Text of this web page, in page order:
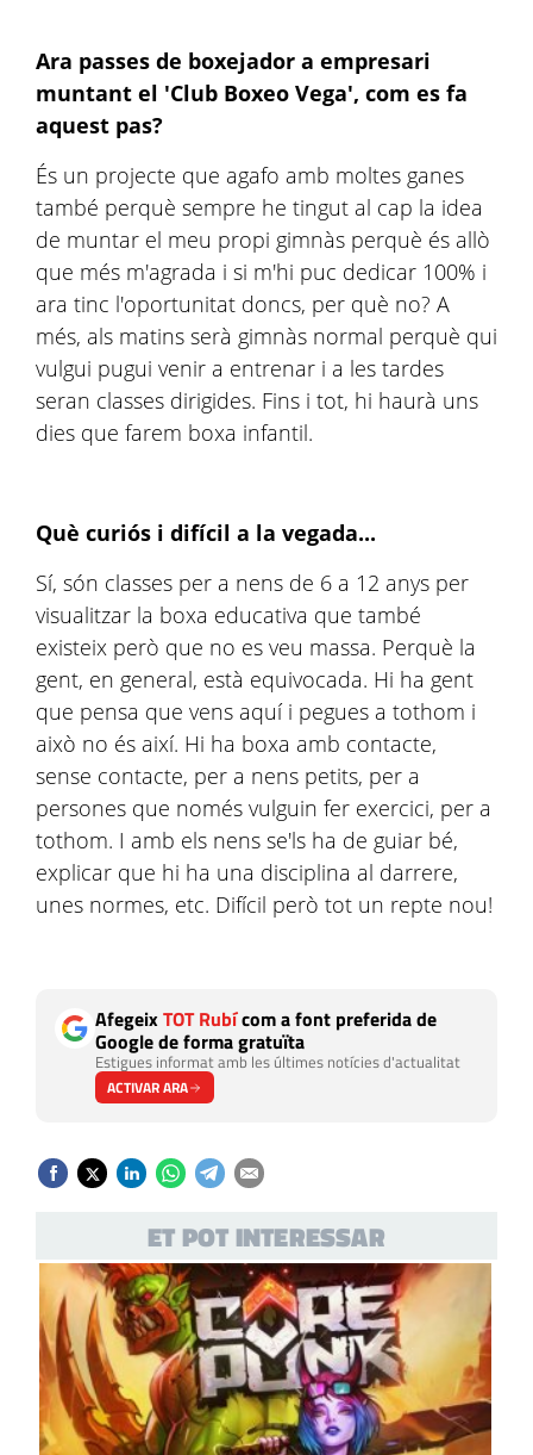
Ara passes de boxejador a empresari
muntant el 'Club Boxeo Vega', com es fa
aquest pas?
És un projecte que agafo amb moltes ganes
també perquè sempre he tingut al cap la idea
de muntar el meu propi gimnàs perquè és allò
que més m'agrada i si m'hi puc dedicar 100% i
ara tinc l'oportunitat doncs, per què no? A
més, als matins serà gimnàs normal perquè qui
vulgui pugui venir a entrenar i a les tardes
seran classes dirigides. Fins i tot, hi haurà uns
dies que farem boxa infantil.
Què curiós i difícil a la vegada...
Sí, són classes per a nens de 6 a 12 anys per
visualitzar la boxa educativa que també
existeix però que no es veu massa. Perquè la
gent, en general, està equivocada. Hi ha gent
que pensa que vens aquí i pegues a tothom i
això no és així. Hi ha boxa amb contacte,
sense contacte, per a nens petits, per a
persones que només vulguin fer exercici, per a
tothom. I amb els nens se'ls ha de guiar bé,
explicar que hi ha una disciplina al darrere,
unes normes, etc. Difícil però tot un repte nou!
AfegeixTOT Rubícom a font preferida de
Google de forma gratuïta
Estigues informat amb les últimes notícies d'actualitat
ACTIVAR ARA
ET POT INTERESSAR